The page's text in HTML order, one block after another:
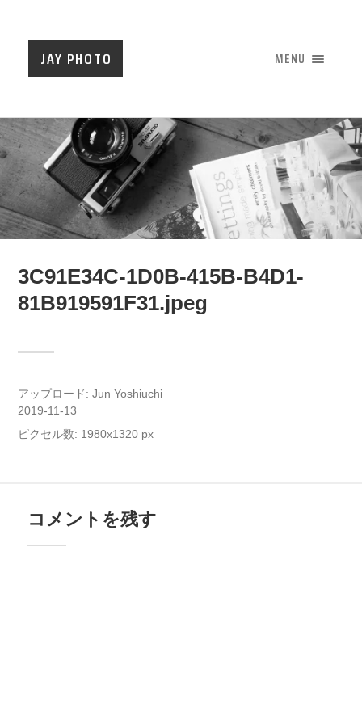
JAY PHOTO MENU
3C91E34C-1D0B-415B-B4D1-
81B919591F31.jpeg
アップロード:Jun Yoshiuchi
2019-11-13
ピクセル数: 1980x1320 px
コメントを残す